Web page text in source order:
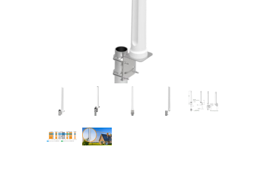
Industrielle Netzwerktechnik / Kommunikation
Wi-Fi - WLAN - Wireless
IT Netzwerktechnik / Kommunikation
Contemporary Controls
Enginko - mcf88
Fokus Technologies